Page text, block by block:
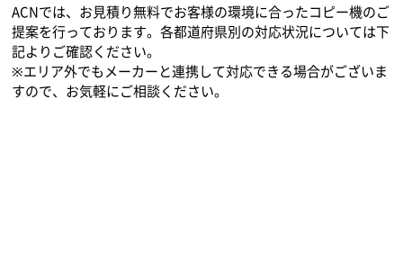
ACNでは、お見積り無料でお客様の環境に合ったコピー機のご
提案を行っております。各都道府県別の対応状況については下
記よりご確認ください。
※エリア外でもメーカーと連携して対応できる場合がございま
すので、お気軽にご相談ください。